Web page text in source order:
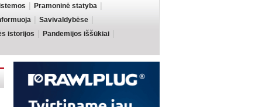
Pramoninė statyba
Savivaldybėse
istorijos
Pandemijos iššūkiai